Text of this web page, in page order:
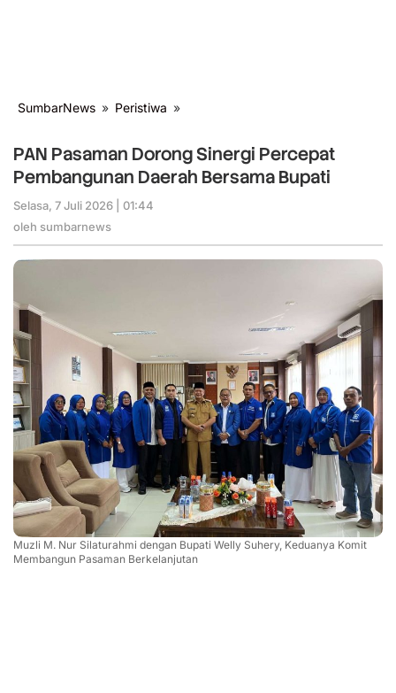
SumbarNews » Peristiwa »
Dorong
Sinergi
Percepat
Bupati
PAN Pasaman Dorong Sinergi Percepat
Pembangunan Daerah Bersama Bupati
Selasa, 7 Juli 2026 | 01:44
oleh sumbarnews
Muzli M. Nur Silaturahmi dengan Bupati Welly Suhery, Keduanya Komit
Membangun Pasaman Berkelanjutan